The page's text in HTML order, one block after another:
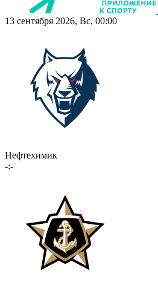
13 сентября 2026, Вс, 00:00
Нефтехимик
-:-